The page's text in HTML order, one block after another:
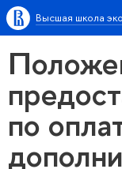
Высшая школа
по